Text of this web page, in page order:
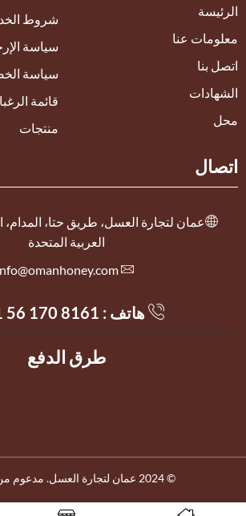
الرئيسة
معلومات عنا
اتصل بنا
الشهادات
محل
شروط
سياسة
سياسة
قائمة
منتجات
اتصال
عمان لتجارة العسل، طريق حتا، المدام،
العربية المتحدة
هاتف : 56 170 8161
طرق الدفع
© 2024 عمان لتجارة العسل. مدعوم من براندون